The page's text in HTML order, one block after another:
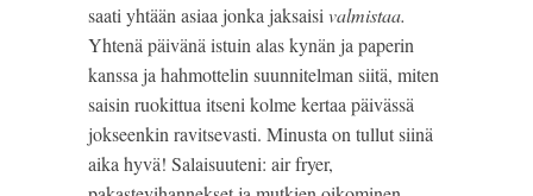
saati yhtään asiaa jonka jaksaisi valmistaa.
Yhtenä päivänä istuin alas kynän ja paperin
kanssa ja hahmottelin suunnitelman siitä, miten
saisin ruokittua itseni kolme kertaa päivässä
jokseenkin ravitsevasti. Minusta on tullut siinä
aika hyvä! Salaisuuteni: air fryer,